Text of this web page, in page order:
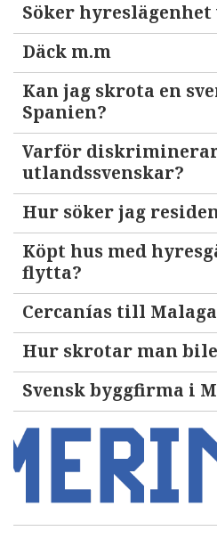
Söker hyreslägenhet
Däck m.m
Kan jag skrota en
Spanien?
Varför diskriminerar
utlandssvenskar?
Hur söker jag
Köpt hus med
flytta?
Cercanías till
Hur skrotar man
Svensk byggfirma i